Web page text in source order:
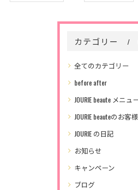
カテゴリー
全てのカテゴリー
before after
JOURIE beaute メニュ
JOURIE beauteのお客様
JOURIE の日記
お知らせ
キャンペーン
ブログ